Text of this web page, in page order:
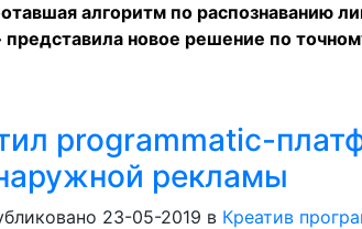
алгоритм по распознаванию
новое решение по
programmatic-
рекламы
23-05-2019 в Креатив